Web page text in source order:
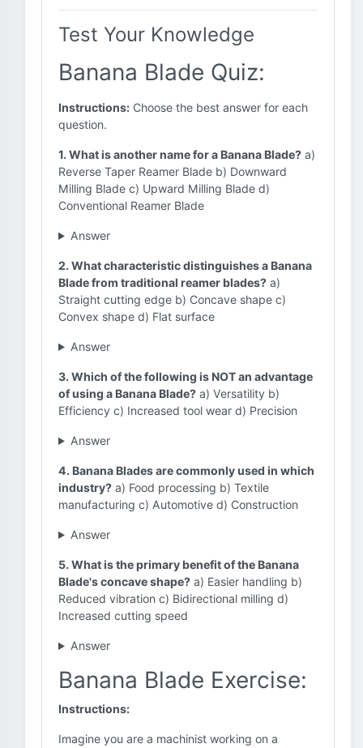
Test Your Knowledge
Banana Blade Quiz:
Instructions: Choose the best answer for each
question.
1. What is another name for a Banana Blade? a)
Reverse Taper Reamer Blade b) Downward
Milling Blade c) Upward Milling Blade d)
Conventional Reamer Blade
Answer
2. What characteristic distinguishes a Banana
Blade from traditional reamer blades? a)
Straight cutting edge b) Concave shape c)
Convex shape d) Flat surface
Answer
3. Which of the following is NOT an advantage
of using a Banana Blade? a) Versatility b)
Efficiency c) Increased tool wear d) Precision
Answer
4. Banana Blades are commonly used in which
industry? a) Food processing b) Textile
manufacturing c) Automotive d) Construction
Answer
5. What is the primary benefit of the Banana
Blade's concave shape? a) Easier handling b)
Reduced vibration c) Bidirectional milling d)
Increased cutting speed
Answer
Banana Blade Exercise:
Instructions:
Imagine you are a machinist working on a